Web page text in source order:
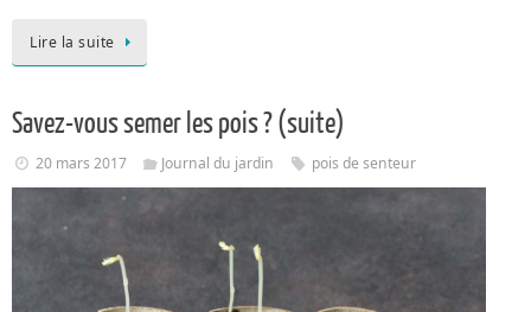
Lire la suite
Savez-vous semer les pois ? (suite)
20 mars 2017 Journal du jardin pois de senteur